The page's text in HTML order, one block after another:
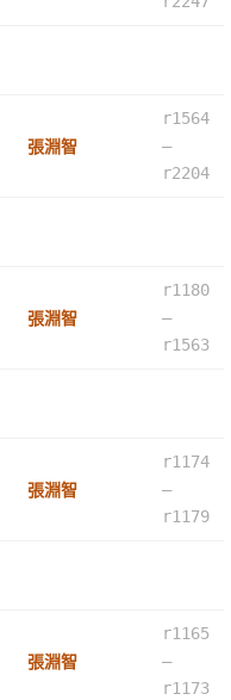
張淵智
r1564
–
r2204
張淵智
r1180
–
r1563
張淵智
r1174
–
r1179
張淵智
r1165
–
r1173